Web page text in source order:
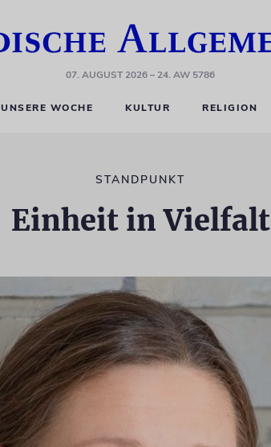
07. AUGUST 2026– 24. AW 5786
UNSERE WOCHE KULTUR RELIGION
STANDPUNKT
Einheit in Vielfalt